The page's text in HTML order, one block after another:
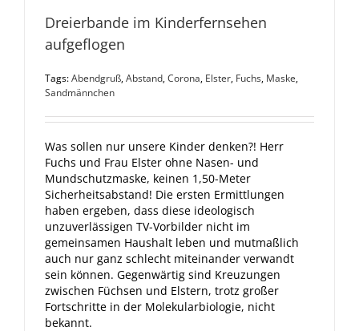
Dreierbande im Kinderfernsehen
aufgeflogen
Tags:Abendgruß,Abstand,Corona, Elster, Fuchs, Maske,
Sandmännchen
Was sollen nur unsere Kinder denken?! Herr
Fuchs und Frau Elster ohne Nasen- und
Mundschutzmaske, keinen 1,50-Meter
Sicherheitsabstand! Die ersten Ermittlungen
haben ergeben, dass diese ideologisch
unzuverlässigen TV-Vorbilder nicht im
gemeinsamen Haushalt leben und mutmaßlich
auch nur ganz schlecht miteinander verwandt
sein können. Gegenwärtig sind Kreuzungen
zwischen Füchsen und Elstern, trotz großer
Fortschritte in der Molekularbiologie, nicht
bekannt.